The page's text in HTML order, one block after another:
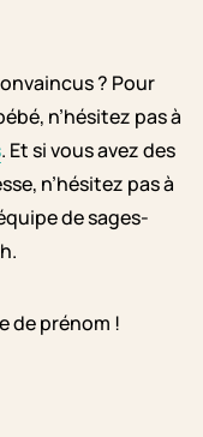
? Pour
n’hésitez pas à
. Et si vous avez des
n’hésitez pas à
de sages-
de prénom !